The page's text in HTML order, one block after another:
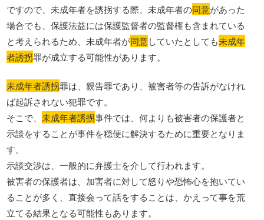
ですので、未成年者を誘拐する際、未成年者の同意があった
場合でも、保護法益には保護監督者の監督権も含まれている
と考えられるため、未成年者が同意していたとしても未成年
者誘拐罪が成立する可能性があります。
未成年者誘拐罪は、親告罪であり、被害者等の告訴がなけれ
ば起訴されない犯罪です。
そこで、未成年者誘拐事件では、何よりも被害者の保護者と
示談をすることが事件を穏便に解決するために重要となりま
す。
示談交渉は、一般的に弁護士を介して行われます。
被害者の保護者は、加害者に対して怒りや恐怖心を抱いてい
ることが多く、直接会って話をすることは、かえって事を荒
立てる結果となる可能性もあります。